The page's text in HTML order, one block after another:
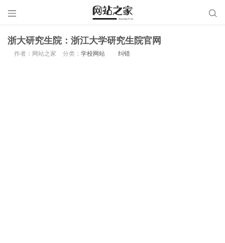
 
浙大研究生院：浙江大学研究生院官网
作者：网站之家 分类： 学校网站 纠错